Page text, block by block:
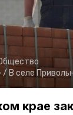
/ В селе
крае